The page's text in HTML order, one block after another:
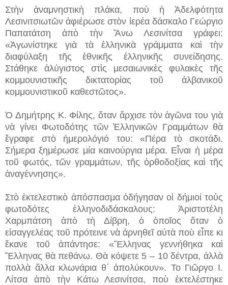
Στὴν ἀναμνηστικὴ πλάκα, ποὺ ἡ Ἀδελφότητα
Λεσινιτσιωτῶν ἀφιέρωσε στὸν ἱερέα δάσκαλο Γεώργιο
Παπατάτση ἀπὸ τὴν Ἄνω Λεσινίτσα γράφει:
«Ἀγωνίστηκε γιὰ τὰ ἑλληνικὰ γράμματα καὶ τὴν
διαφύλαξη τῆς ἐθνικῆς ἑλληνικῆς συνείδησης.
Στάθηκε ἀλύγιστος στὶς μεσαιωνικὲς φυλακὲς τῆς
κομμουνιστικῆς δικτατορίας τοῦ ἀλβανικοῦ
κομμουνιστικοῦ καθεστῶτος».
Ὁ Δημήτρης Κ. Φίλης, ὄταν ἄρχισε τὸν ἀγῶνα του γιὰ
νὰ γίνει Φωτοδότης τῶν Ἑλληνικῶν Γραμμάτων θὰ
ἔγραφε στὸ ἡμερολόγιό του: «Πέρα τὸ σκοτάδι.
Σήμερα ξημέρωσε μία καινούργια μέρα. Εἶναι ἡ μέρα
τοῦ φωτός, τῶν γραμμάτων, τῆς ὀρθοδοξίας καὶ τῆς
ἀναγέννησης».
Στὸ ἐκτελεστικὸ ἀπόσπασμα ὁδήγησαν οἱ δήμιοί τούς
φωτοδότες ἑλληνοδιδάσκαλους: Ἀριστοτέλη
Χαρμπάτση ἀπὸ τὴ Δίβρη, ὁ ὁποῖος ὅταν ὁ
εἰσαγγελέας τοῦ πρότεινε νὰ ἀρνηθεῖ αὐτὰ ποὺ εἶπε κι
ἔκανε τοῦ ἀπάντησε: «Ἕλληνας γεννήθηκα καὶ
Ἕλληνας θὰ πεθάνω. Θὰ κόψετε 5 – 10 δέντρα, ἀλλὰ
πολλὰ ἄλλα κλωνάρια θ΄ ἀπολύκουν». Το Γιῶργο Ι.
Λίτσα ἀπὸ τὴν Κάτω Λεσινίτσα, ποὺ ἐκτελέστηκε